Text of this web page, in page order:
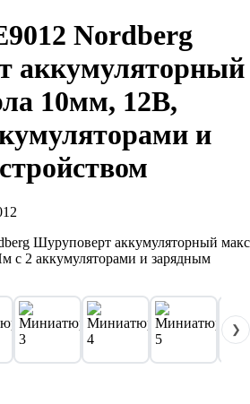
Nordberg
аккумуляторный
10мм, 12В,
и
❯